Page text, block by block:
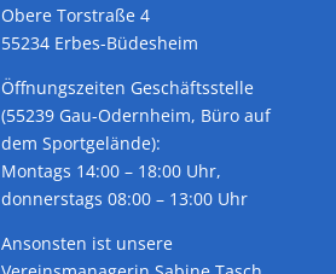
Obere Torstraße 4
55234 Erbes-Büdesheim
Öffnungszeiten Geschäftsstelle
(55239 Gau-Odernheim, Büro auf
dem Sportgelände):
Montags 14:00 – 18:00 Uhr,
donnerstags 08:00 – 13:00 Uhr
Ansonsten ist unsere